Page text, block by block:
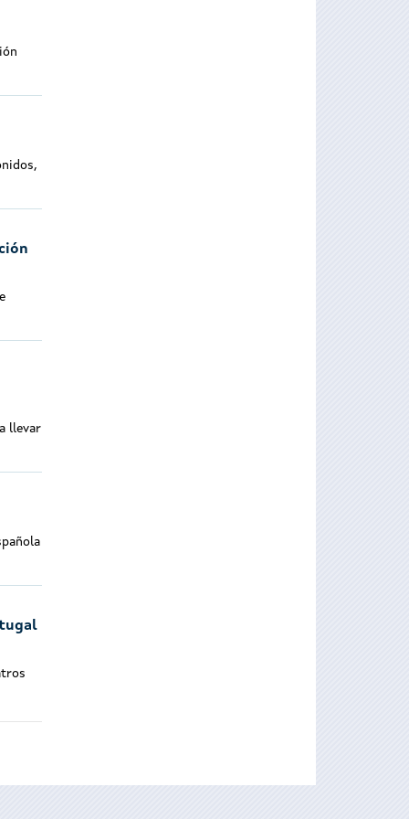
llevar